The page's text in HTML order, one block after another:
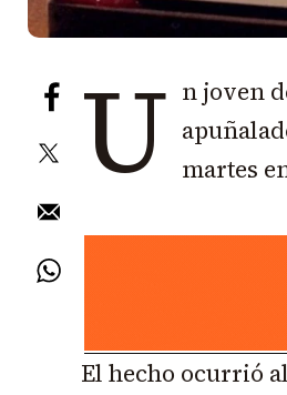
U n joven
martes
El hecho ocurrió